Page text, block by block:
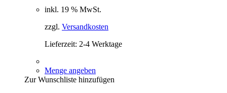
inkl. 19 % MwSt.
zzgl. Versandkosten
Lieferzeit: 2-4 Werktage
Menge angeben
Zur Wunschliste hinzufügen